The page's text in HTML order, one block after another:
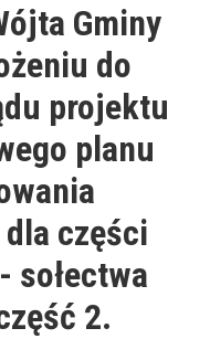
Gminy
do
projektu
planu
części
sołectwa
2.